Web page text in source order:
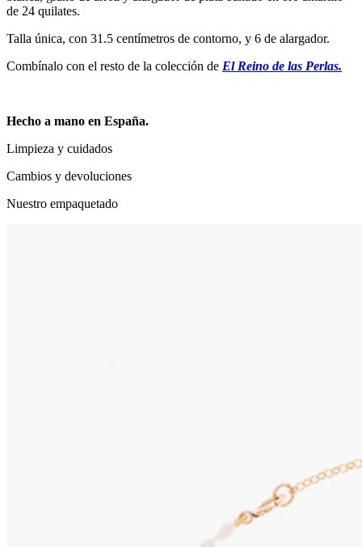
de 24 quilates.
Talla única, con 31.5 centímetros de contorno, y 6 de alargador.
Combínalo con el resto de la colección de El Reino de las Perlas.
Hecho a mano en España.
Limpieza y cuidados
Cambios y devoluciones
Nuestro empaquetado